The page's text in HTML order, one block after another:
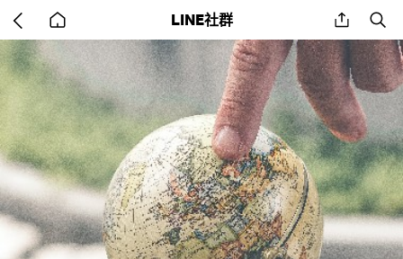
back
to
home
LINE社群 share